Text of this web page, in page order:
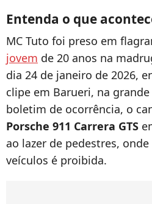
Entenda o que
MC Tuto foi preso em
jovem de 20 anos na
dia 24 de janeiro de 2026,
clipe em Barueri, na
boletim de ocorrência, o
Porsche 911 Carrera GTS
ao lazer de pedestres,
veículos é proibida.